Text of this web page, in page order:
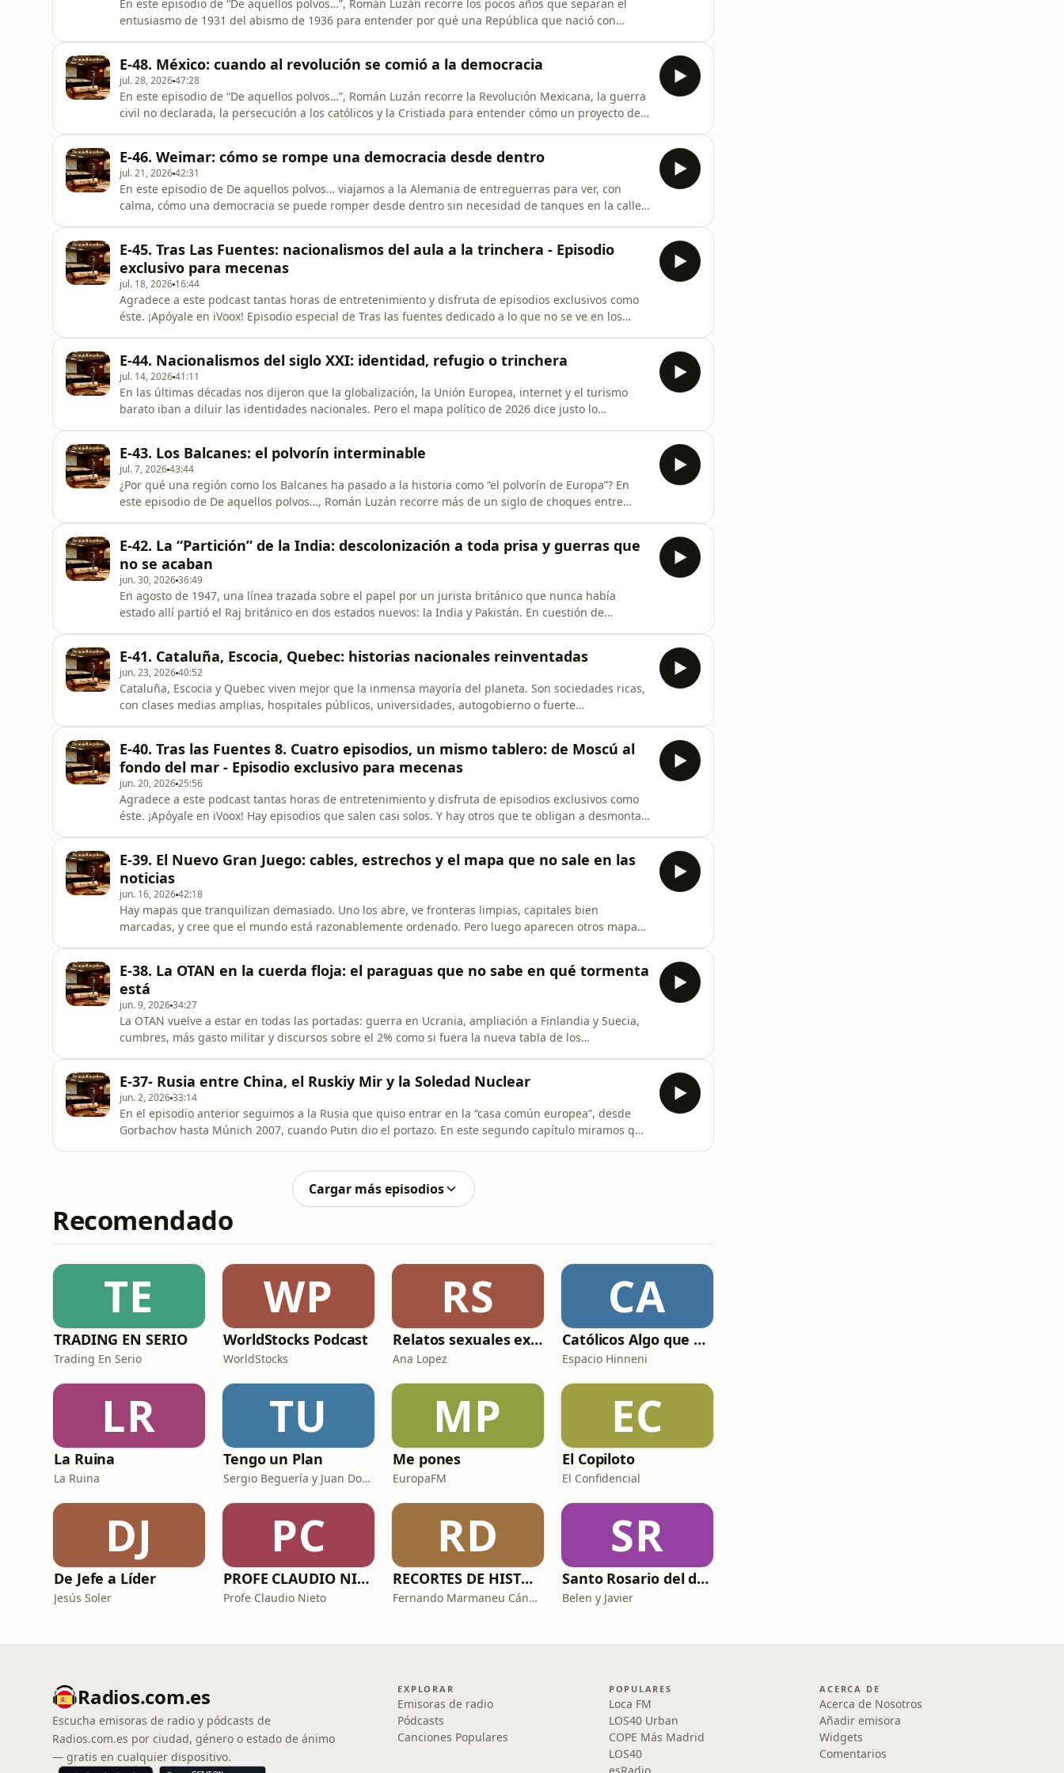
En este episodio de “De aquellos polvos…”, Román Luzán recorre los pocos años que separan el
entusiasmo de 1931 del abismo de 1936 para entender por qué una República que nació con
de demócratas suficie
E-48. México: cuando al revolución se comió a la democracia
jul. 28, 202647:28
En este episodio de “De aquellos polvos…”, Román Luzán recorre la Revolución Mexicana, la guerra
civil no declarada, la persecución a los católicos y la Cristiada para entender cómo un proyecto de
de “tierra y li
E-46. Weimar: cómo se rompe una democracia desde dentro
jul. 21, 202642:31
En este episodio de De aquellos polvos… viajamos a la Alemania de entreguerras para ver, con
calma, cómo una democracia se puede romper desde dentro sin necesidad de tanques en la calle.
profunda, vamos
E-45. Tras Las Fuentes: nacionalismos del aula a la trinchera - Episodio
exclusivo para mecenas
jul. 18, 2026 16:44
Agradece a este podcast tantas horas de entretenimiento y disfruta de episodios exclusivos como
éste. ¡Apóyale en iVoox! Episodio especial de Tras las fuentes dedicado a lo que no se ve en los
en primera
E-44. Nacionalismos del siglo XXI: identidad, refugio o trinchera
jul. 14, 202641:11
En las últimas décadas nos dijeron que la globalización, la Unión Europea, internet y el turismo
barato iban a diluir las identidades nacionales. Pero el mapa político de 2026 dice justo lo
Luzán, prese
E-43. Los Balcanes: el polvorín interminable
jul. 7, 202643:44
¿Por qué una región como los Balcanes ha pasado a la historia como “el polvorín de Europa”? En
este episodio de De aquellos polvos…, Román Luzán recorre más de un siglo de choques entre
con un muchacho de 19 años,
E-42. La “Partición” de la India: descolonización a toda prisa y guerras que
no se acaban
jun. 30, 202636:49
En agosto de 1947, una línea trazada sobre el papel por un jurista británico que nunca había
estado allí partió el Raj británico en dos estados nuevos: la India y Pakistán. En cuestión de
Entre 15 y 18 millones de
E-41. Cataluña, Escocia, Quebec: historias nacionales reinventadas
jun. 23, 202640:52
Cataluña, Escocia y Quebec viven mejor que la inmensa mayoría del planeta. Son sociedades ricas,
con clases medias amplias, hospitales públicos, universidades, autogobierno o fuerte
víctimas de un poder ajeno que fren
E-40. Tras las Fuentes 8. Cuatro episodios, un mismo tablero: de Moscú al
fondo del mar - Episodio exclusivo para mecenas
jun. 20, 202625:56
Agradece a este podcast tantas horas de entretenimiento y disfruta de episodios exclusivos como
éste. ¡Apóyale en iVoox! Hay episodios que salen casi solos. Y hay otros que te obligan a desmontar
constr
E-39. El Nuevo Gran Juego: cables, estrechos y el mapa que no sale en las
noticias
jun. 16, 202642:18
Hay mapas que tranquilizan demasiado. Uno los abre, ve fronteras limpias, capitales bien
marcadas, y cree que el mundo está razonablemente ordenado. Pero luego aparecen otros mapas:
sino por dependencias. En e
E-38. La OTAN en la cuerda floja: el paraguas que no sabe en qué tormenta
está
jun. 9, 202634:27
La OTAN vuelve a estar en todas las portadas: guerra en Ucrania, ampliación a Finlandia y Suecia,
cumbres, más gasto militar y discursos sobre el 2% como si fuera la nueva tabla de los
por muerta justo antes
E-37- Rusia entre China, el Ruskiy Mir y la Soledad Nuclear
jun. 2, 202633:14
En el episodio anterior seguimos a la Rusia que quiso entrar en la “casa común europea”, desde
Gorbachov hasta Múnich 2007, cuando Putin dio el portazo. En este segundo capítulo miramos qué
Cargar más episodios
Recomendado
TE
TRADING EN SERIO
Trading En Serio
WP
WorldStocks Podcast
WorldStocks
RS
Relatos sexuales explícitos
Ana Lopez
CA
Católicos Algo que Saber
Espacio Hinneni
LR
La Ruina
La Ruina
TU
Tengo un Plan
Sergio Beguería y Juan Domínguez
MP
Me pones
EuropaFM
EC
El Copiloto
El Confidencial
DJ
De Jefe a Líder
Jesús Soler
PC
PROFE CLAUDIO NIETO
Profe Claudio Nieto
RD
RECORTES DE HISTORIA Y CIENCIA
Fernando Marmaneu Cánovas
SR
Santo Rosario del día. 🙏 Reza con nosotros en castellano 🇪🇸
Belen y Javier
Radios.com.es
Escucha emisoras de radio y pódcasts de
Radios.com.es por ciudad, género o estado de ánimo
— gratis en cualquier dispositivo.
EXPLORAR
Emisoras de radio
Pódcasts
Canciones Populares
POPULARES
Loca FM
LOS40 Urban
COPE Más Madrid
LOS40
ACERCA DE
Acerca de Nosotros
Añadir emisora
Widgets
Comentarios